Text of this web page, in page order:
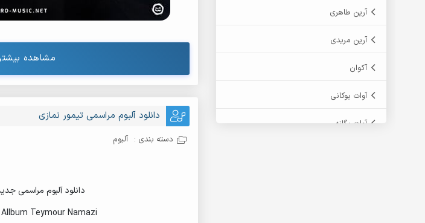
آرین طاهری
آرین مریدی
آکوان
آوات بوکانی
آوات یگانه
مشاهده
دانلود آلبوم مراسمی تیمور نمازی
دسته بندی : آلبوم
دانلود آلبوم مراسمی
Teymour Namazi